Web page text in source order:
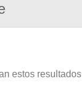
estos resultados